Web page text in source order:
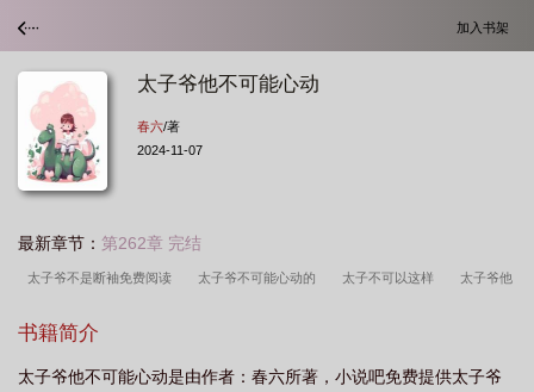
加入书架
太子爷他不可能心动
春六/著
2024-11-07
最新章节： 第262章 完结
太子爷不是断袖免费阅读 太子爷不可能心动的 太子不可以这样 太子爷他
的 太子爷他不可能心动 百度
萌免费 太子爷他不可能心动免费阅读 太子爷他不可能心动 资源 太子他不
书籍简介
太子爷他不可能心动是由作者：春六所著，小说吧免费提供太子爷